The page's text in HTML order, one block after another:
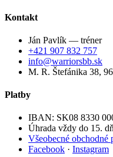
Kontakt
Ján Pavlík — tréner
+421 907 832 757
info@warriorsbb.sk
M. R. Štefánika 38,
Platby
IBAN: SK08 8330
Úhrada vždy do 15.
Všeobecné obchodné
Facebook · Instagram